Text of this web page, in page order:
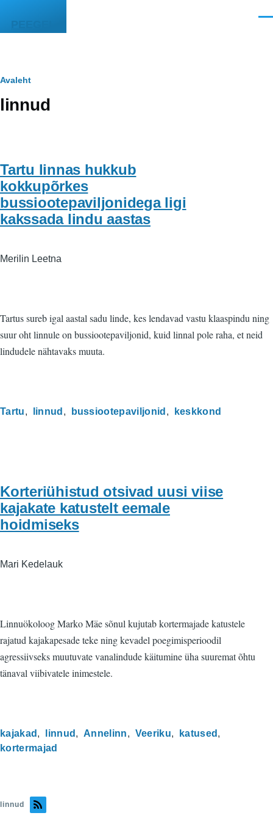
PEEGEL
Leivapuru
Avaleht
linnud
Tartu linnas hukkub
kokkupõrkes
bussiootepaviljonidega ligi
kakssada lindu aastas
Merilin Leetna
Tartus sureb igal aastal sadu linde, kes lendavad vastu klaaspindu ning
suur oht linnule on bussiootepaviljonid, kuid linnal pole raha, et neid
lindudele nähtavaks muuta.
Tartu linnud bussiootepaviljonid keskkond
Korteriühistud otsivad uusi viise
kajakate katustelt eemale
hoidmiseks
Mari Kedelauk
Linnuökoloog Marko Mäe sõnul kujutab kortermajade katustele
rajatud kajakapesade teke ning kevadel poegimisperioodil
agressiivseks muutuvate vanalindude käitumine üha suuremat õhtu
tänaval viibivatele inimestele.
kajakad linnud Annelinn Veeriku
katused
kortermajad
linnud